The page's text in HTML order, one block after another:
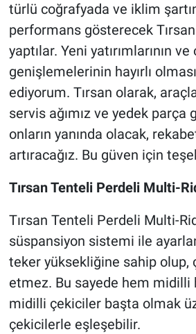
türlü coğrafyada ve iklim
performans gösterecek
yaptılar. Yeni yatırımlarının
genişlemelerinin hayırlı
ediyorum. Tırsan olarak,
servis ağımız ve yedek parça
onların yanında olacak,
artıracağız. Bu güven için
Tırsan Tenteli Perdeli Multi-
Tırsan Tenteli Perdeli Multi-
süspansiyon sistemi ile
teker yüksekliğine sahip olup,
etmez. Bu sayede hem midilli
midilli çekiciler başta olmak
çekicilerle eşleşebilir.